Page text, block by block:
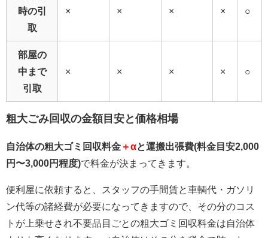
時の引
取
× × × × ○
部屋の
中まで
引取
× × × × ○
粗大ごみ回収の金額目安と価格相場
自治体の粗大ゴミ回収料金＋αと運搬出張費(料金目安2,000
円〜3,000円程度)で料金が決まってきます。
便利屋に依頼すると、スタッフの手間賃と車輌代・ガソリ
ン代等の諸経費が必要になってきますので、その分のコス
トが上乗せされ不要品目ごとの粗大ゴミ回収料金は自治体